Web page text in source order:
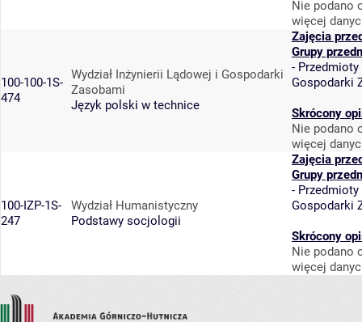
Nie podano
więcej
100-100-1S-
474
Wydział Inżynierii Lądowej i Gospodarki
Zasobami
Język polski w technice
Zajęcia
Grupy
- Przedmioty
Gospodarki
Skrócony
Nie podano
więcej
100-IZP-1S-
247
Wydział Humanistyczny
Podstawy socjologii
Zajęcia
Grupy
- Przedmioty
Gospodarki
Skrócony
Nie podano
więcej